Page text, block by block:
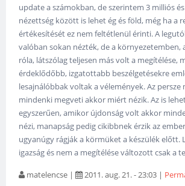
update a számokban, de szerintem 3 milliós
nézettség között is lehet ég és föld, még ha a
értékesítését ez nem feltétlenül érinti. A
valóban sokan nézték, de a környezetemben,
róla, látszólag teljesen más volt a megítélése,
érdeklődőbb, izgatottabb beszélgetésekre
lesajnálóbbak voltak a vélemények. Az persze
mindenki megveti akkor miért nézik. Az is
egyszerűen, amikor újdonság volt akkor
nézi, manapság pedig cikibbnek érzik az
ugyanúgy rágják a körmüket a készülék előtt.
igazság és nem a megítélése változott csak a
matelencse | 2011. aug. 21. - 23:03 |